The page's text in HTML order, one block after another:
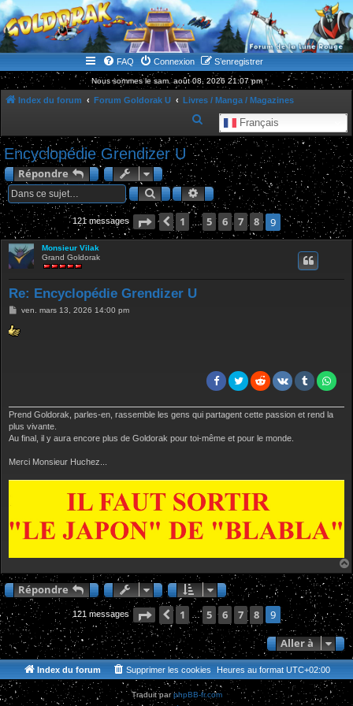
WWW.GOLDORAKGO.COM
le site de la Lune Rouge
FAQ Connexion S’enregistrer
Nous sommes le sam. août 08, 2026 21:07 pm
Index du forum Forum Goldorak U Livres / Manga / Magazines
Français
e
c
e
r
c
Encyclopédie Grendizer U
Répondre
RechercherRecherche avancée
121 messages Page 9 sur 9
Précédente
1 … 5 6 7 8 9
Monsieur Vilak
Grand Goldorak
Re: Encyclopédie Grendizer U
M
s
s
ven. mars 13, 2026 14:00 pm
Prend Goldorak, parles-en, rassemble les gens qui partagent cette passion et rend la
plus vivante.
Au final, il y aura encore plus de Goldorak pour toi-même et pour le monde.
Merci Monsieur Huchez...
Répondre
121 messages Page 9 sur 9
Précédente
1 … 5 6 7 8
9
Aller à
Index du forum Heures au format UTC+02:00
Supprimer les cookies
Traduit parphpBB-fr.com